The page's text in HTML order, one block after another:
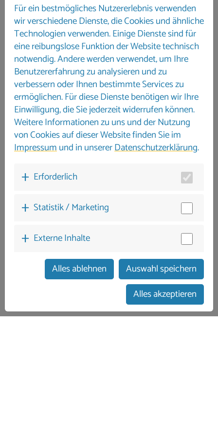
60-30 Tage 25 %
ab dem 29. Tag 50 %
ab dem 8. Tag vor Reiseantritt 100 %
Kaution 500,00 €
zum Buchungskalender
Für ein bestmögliches Nutzererlebnis verwenden
wir verschiedene Dienste, die Cookies und ähnliche
Technologien verwenden. Einige Dienste sind für
eine reibungslose Funktion der Website technisch
notwendig. Andere werden verwendet, um Ihre
Benutzererfahrung zu analysieren und zu
verbessern oder Ihnen bestimmte Services zu
ermöglichen. Für diese Dienste benötigen wir Ihre
Einwilligung, die Sie jederzeit widerrufen können.
Weitere Informationen zu uns und der Nutzung
von Cookies auf dieser Website finden Sie im
Impressumund in unsererDatenschutzerklärung.
Erforderlich
Statistik / Marketing
Externe Inhalte
Alles ablehnen
Auswahl speichern
Alles akzeptieren